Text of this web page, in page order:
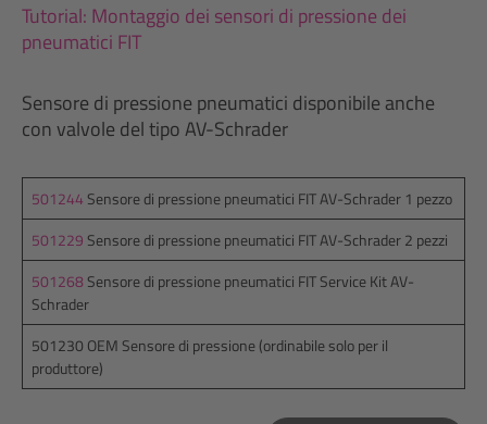
Tutorial: Montaggio dei sensori di pressione dei
pneumatici FIT
Sensore di pressione pneumatici disponibile anche
con valvole del tipo AV-Schrader
501244 Sensore di pressione pneumatici FIT AV-Schrader 1 pezzo
501229 Sensore di pressione pneumatici FIT AV-Schrader 2 pezzi
501268Sensore di pressione pneumatici FIT Service Kit AV-
Schrader
501230 OEM Sensore di pressione (ordinabile solo per il
produttore)